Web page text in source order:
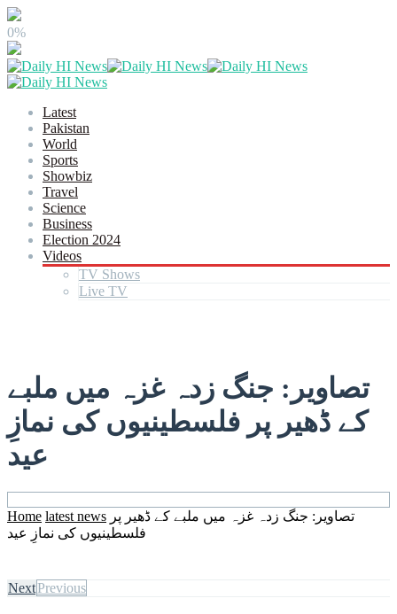
0%
Latest
Pakistan
World
Sports
Showbiz
Travel
Science
Business
Election 2024
Videos
TV Shows
Live TV
تصاویر: جنگ زدہ غزہ میں ملبے
کے ڈھیر پر فلسطینیوں کی نمازِ
عید
Home latest news تصاویر: جنگ زدہ غزہ میں ملبے کے ڈھیر پر
فلسطینیوں کی نمازِ عید
NextPrevious